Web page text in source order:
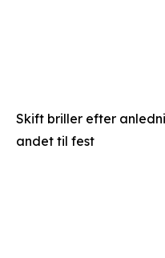
Skift briller efter
andet til fest